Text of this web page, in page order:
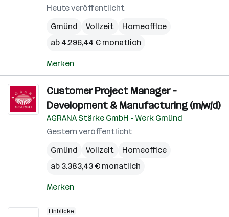
Heute veröffentlicht
Gmünd
Vollzeit
Homeoffice
ab 4.296,44 € monatlich
Merken
Customer Project Manager –
Development & Manufacturing (m/w/d)
AGRANA Stärke GmbH - Werk Gmünd
Gestern veröffentlicht
Gmünd
Vollzeit
Homeoffice
ab 3.383,43 € monatlich
Merken
Einblicke